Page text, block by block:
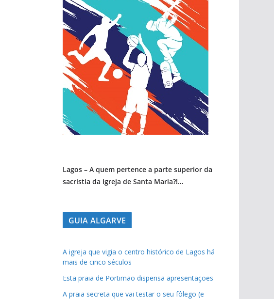
pub
pub
Lagos – A quem pertence a parte superior da
sacristia da Igreja de Santa Maria?!…
GUIA ALGARVE
A igreja que vigia o centro histórico de Lagos há
mais de cinco séculos
Esta praia de Portimão dispensa apresentações
A praia secreta que vai testar o seu fôlego (e